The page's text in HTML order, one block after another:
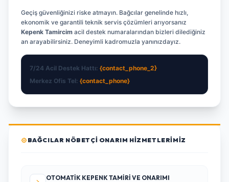
Geçiş güvenliğinizi riske atmayın. Bağcılar genelinde hızlı,
ekonomik ve garantili teknik servis çözümleri arıyorsanız
Kepenk Tamircim acil destek numaralarından bizleri dilediğiniz
an arayabilirsiniz. Deneyimli kadromuzla yanınızdayız.
7/24 Acil Destek Hattı: {contact_phone_2}
Merkez Ofis Tel: {contact_phone}
BAĞCILAR NÖBETÇI ONARIM HIZMETLERIMIZ
OTOMATIK KEPENK TAMIRI VE ONARIMI